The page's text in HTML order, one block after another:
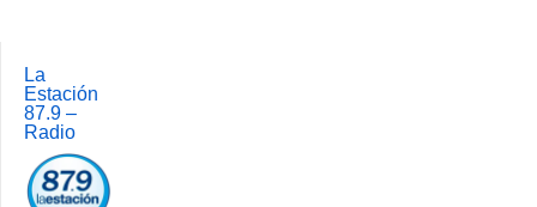
navigation
La
Estación
87.9 –
Radio